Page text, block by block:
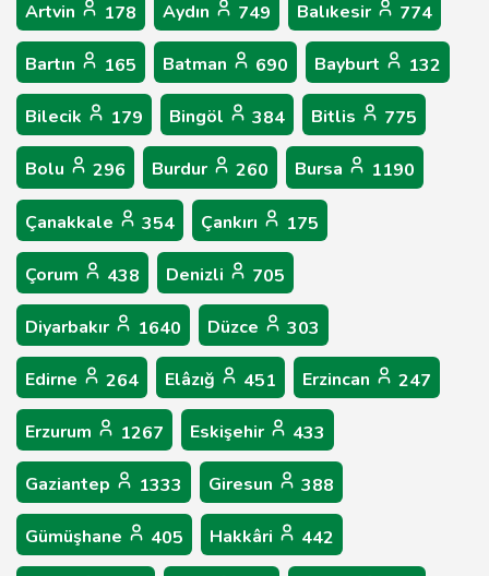
Artvin 178 Aydın 749 Balıkesir 774
Bartın 165 Batman 690 Bayburt 132
Bilecik 179 Bingöl 384 Bitlis 775
Bolu 296 Burdur 260 Bursa 1190
Çanakkale 354 Çankırı 175
Çorum 438 Denizli 705
Diyarbakır 1640 Düzce 303
Edirne 264 Elâzığ 451 Erzincan 247
Erzurum 1267 Eskişehir 433
Gaziantep 1333 Giresun 388
Gümüşhane 405 Hakkâri 442